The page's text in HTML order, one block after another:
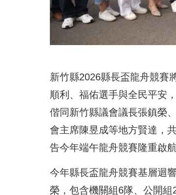
新竹縣2026縣長盃龍舟競賽
順利、福佑選手與全民平安
偕同新竹縣議會議長張鎮榮
會主席陳昱成等地方賢達，
告今年端午龍舟競賽隆重啟航
今年縣長盃龍舟競賽基層迴
榮，包含機關組6隊、公開